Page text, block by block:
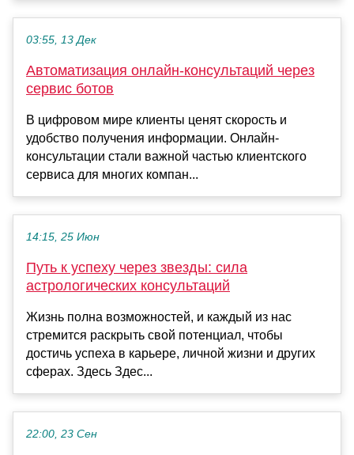
03:55, 13 Дек
Автоматизация онлайн‑консультаций через
сервис ботов
В цифровом мире клиенты ценят скорость и
удобство получения информации. Онлайн-
консультации стали важной частью клиентского
сервиса для многих компан...
14:15, 25 Июн
Путь к успеху через звезды: сила
астрологических консультаций
Жизнь полна возможностей, и каждый из нас
стремится раскрыть свой потенциал, чтобы
достичь успеха в карьере, личной жизни и других
сферах. Здесь Здес...
22:00, 23 Сен